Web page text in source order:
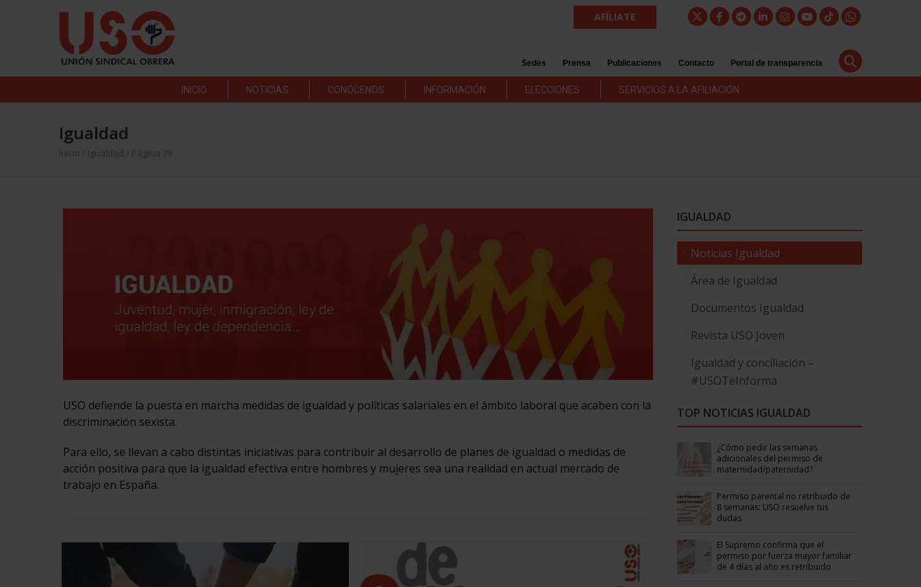
AFÍLIATE
Sedes Prensa Publicaciones Contacto Portal de transparencia
INICIO NOTICIAS CONÓCENOS INFORMACIÓN ELECCIONES SERVICIOS A LA AFILIACIÓN
Igualdad
Inicio Igualdad / Página 79
USO defiende la puesta en marcha medidas de igualdad y políticas salariales en el ámbito laboral que acaben con la
discriminación sexista.
Para ello, se llevan a cabo distintas iniciativas para contribuir al desarrollo de planes de igualdad o medidas de
acción positiva para que la igualdad efectiva entre hombres y mujeres sea una realidad en actual mercado de
trabajo en España.
IGUALDAD
Noticias Igualdad
Área de Igualdad
Documentos Igualdad
Revista USO Joven
Igualdad y conciliación –
#USOTeInforma
TOP NOTICIAS IGUALDAD
¿Cómo pedir las semanas
adicionales del permiso de
maternidad/paternidad?
Permiso parental no retribuido de
8 semanas: USO resuelve tus
dudas
El Supremo confirma que el
permiso por fuerza mayor familiar
de 4 días al año es retribuido